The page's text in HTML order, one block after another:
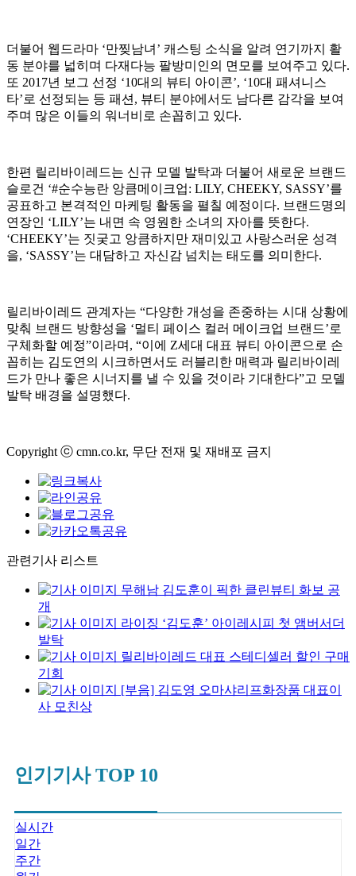
더불어 웹드라마 ‘만찢남녀’ 캐스팅 소식을 알려 연기까지 활
동 분야를 넓히며 다재다능 팔방미인의 면모를 보여주고 있다.
또 2017년 보그 선정 ‘10대의 뷰티 아이콘’, ‘10대 패셔니스
타’로 선정되는 등 패션, 뷰티 분야에서도 남다른 감각을 보여
주며 많은 이들의 워너비로 손꼽히고 있다.
한편 릴리바이레드는 신규 모델 발탁과 더불어 새로운 브랜드
슬로건 ‘#순수능란 앙큼메이크업: LILY, CHEEKY, SASSY’를
공표하고 본격적인 마케팅 활동을 펼칠 예정이다. 브랜드명의
연장인 ‘LILY’는 내면 속 영원한 소녀의 자아를 뜻한다.
‘CHEEKY’는 짓궂고 앙큼하지만 재미있고 사랑스러운 성격
을, ‘SASSY’는 대담하고 자신감 넘치는 태도를 의미한다.
릴리바이레드 관계자는 “다양한 개성을 존중하는 시대 상황에
맞춰 브랜드 방향성을 ‘멀티 페이스 컬러 메이크업 브랜드’로
구체화할 예정”이라며, “이에 Z세대 대표 뷰티 아이콘으로 손
꼽히는 김도연의 시크하면서도 러블리한 매력과 릴리바이레
드가 만나 좋은 시너지를 낼 수 있을 것이라 기대한다”고 모델
발탁 배경을 설명했다.
Copyright ⓒ cmn.co.kr, 무단 전재 및 재배포 금지
관련기사 리스트
무해남 김도훈이 픽한 클린뷰티 화보 공
개
라이징 ‘김도훈’ 아이레시피 첫 앰버서더
발탁
릴리바이레드 대표 스테디셀러 할인 구매
기회
[부음] 김도영 오마샤리프화장품 대표이
사 모친상
인기기사 TOP 10
실시간
일간
주간